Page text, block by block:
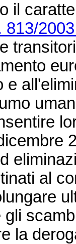
il
e
al
la